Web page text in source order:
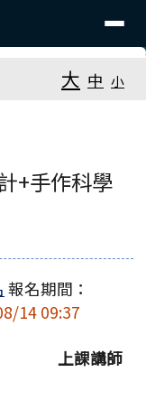
大 中 小
+手作科學
報名期間：
14 09:37
上課講師